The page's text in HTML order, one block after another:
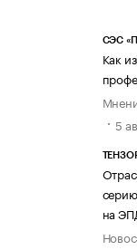
СЭС
Как
5
на